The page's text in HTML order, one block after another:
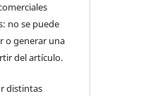
no se puede
o generar una
del artículo.
distintas